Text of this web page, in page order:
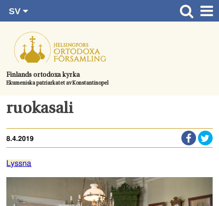
direkt
innehållet.
Finlands ortodoxa kyrka
Ekumeniska patriarkatet av Konstantinopel
SV
RU
EN
UA
Huvudsida
Gudstjänster
Kom med
Kontaktuppgifter
Bröllop
Begravningen
ruokasali
8.4.2019
Lyssna